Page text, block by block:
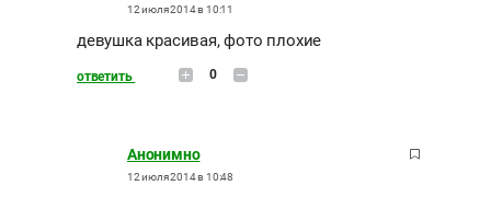
12 июля 2014 в 10:11
девушка красивая, фото плохие
ответить 0
Анонимно
12 июля 2014 в 10:48